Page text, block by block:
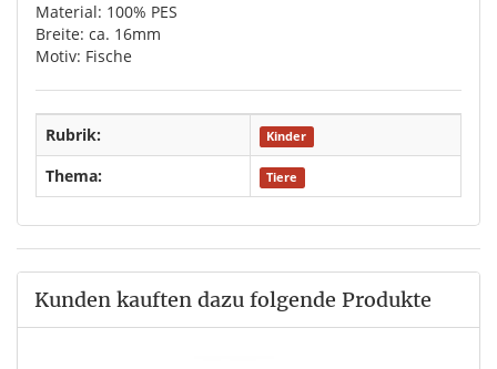
Material: 100% PES
Breite: ca. 16mm
Motiv: Fische
Rubrik: Kinder
Thema: Tiere
Kunden kauften dazu folgende Produkte